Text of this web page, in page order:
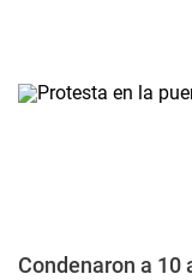
Condenaron a 10